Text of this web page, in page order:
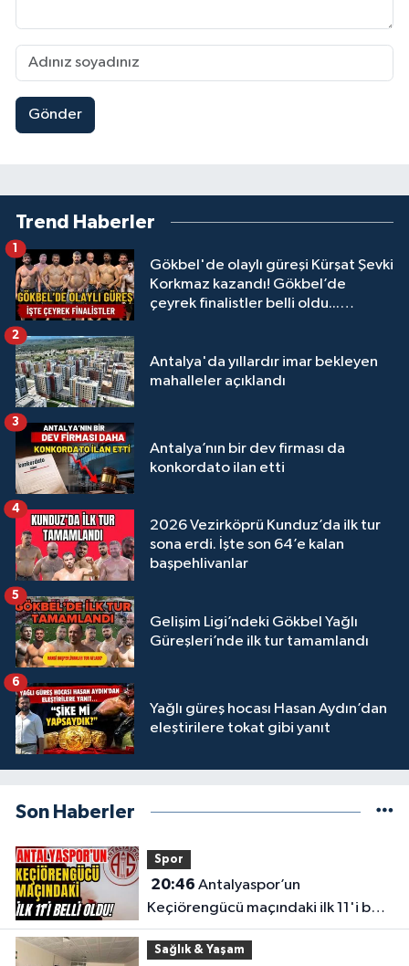
Gönder
Trend Haberler
Gökbel'de olaylı güreşi Kürşat Şevki
Korkmaz kazandı! Gökbel’de
çeyrek finalistler belli oldu...
1
Antalya'da yıllardır imar bekleyen
mahalleler açıklandı
2
Antalya’nın bir dev firması da
konkordato ilan etti
3
2026 Vezirköprü Kunduz’da ilk tur
sona erdi. İşte son 64’e kalan
başpehlivanlar
4
Gelişim Ligi’ndeki Gökbel Yağlı
Güreşleri’nde ilk tur tamamlandı
5
Yağlı güreş hocası Hasan Aydın’dan
eleştirilere tokat gibi yanıt
6
Son Haberler
Spor
20:46
Keçiörengücü maçındaki ilk 11'i belli
oldu!
Sağlık & Yaşam